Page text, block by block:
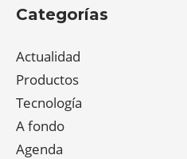
Categorías
Actualidad
Productos
Tecnología
A fondo
Agenda